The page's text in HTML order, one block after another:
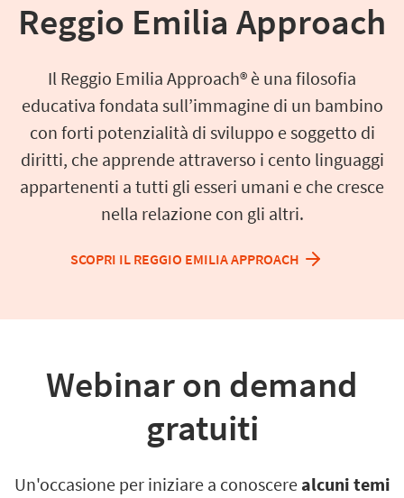
Reggio Emilia Approach
Il Reggio Emilia Approach® è una filosofia
educativa fondata sull’immagine di un bambino
con forti potenzialità di sviluppo e soggetto di
diritti, che apprende attraverso i cento linguaggi
appartenenti a tutti gli esseri umani e che cresce
nella relazione con gli altri.
SCOPRI IL REGGIO EMILIA APPROACH
Webinar on demand
gratuiti
Un'occasione per iniziare a conoscere alcuni temi